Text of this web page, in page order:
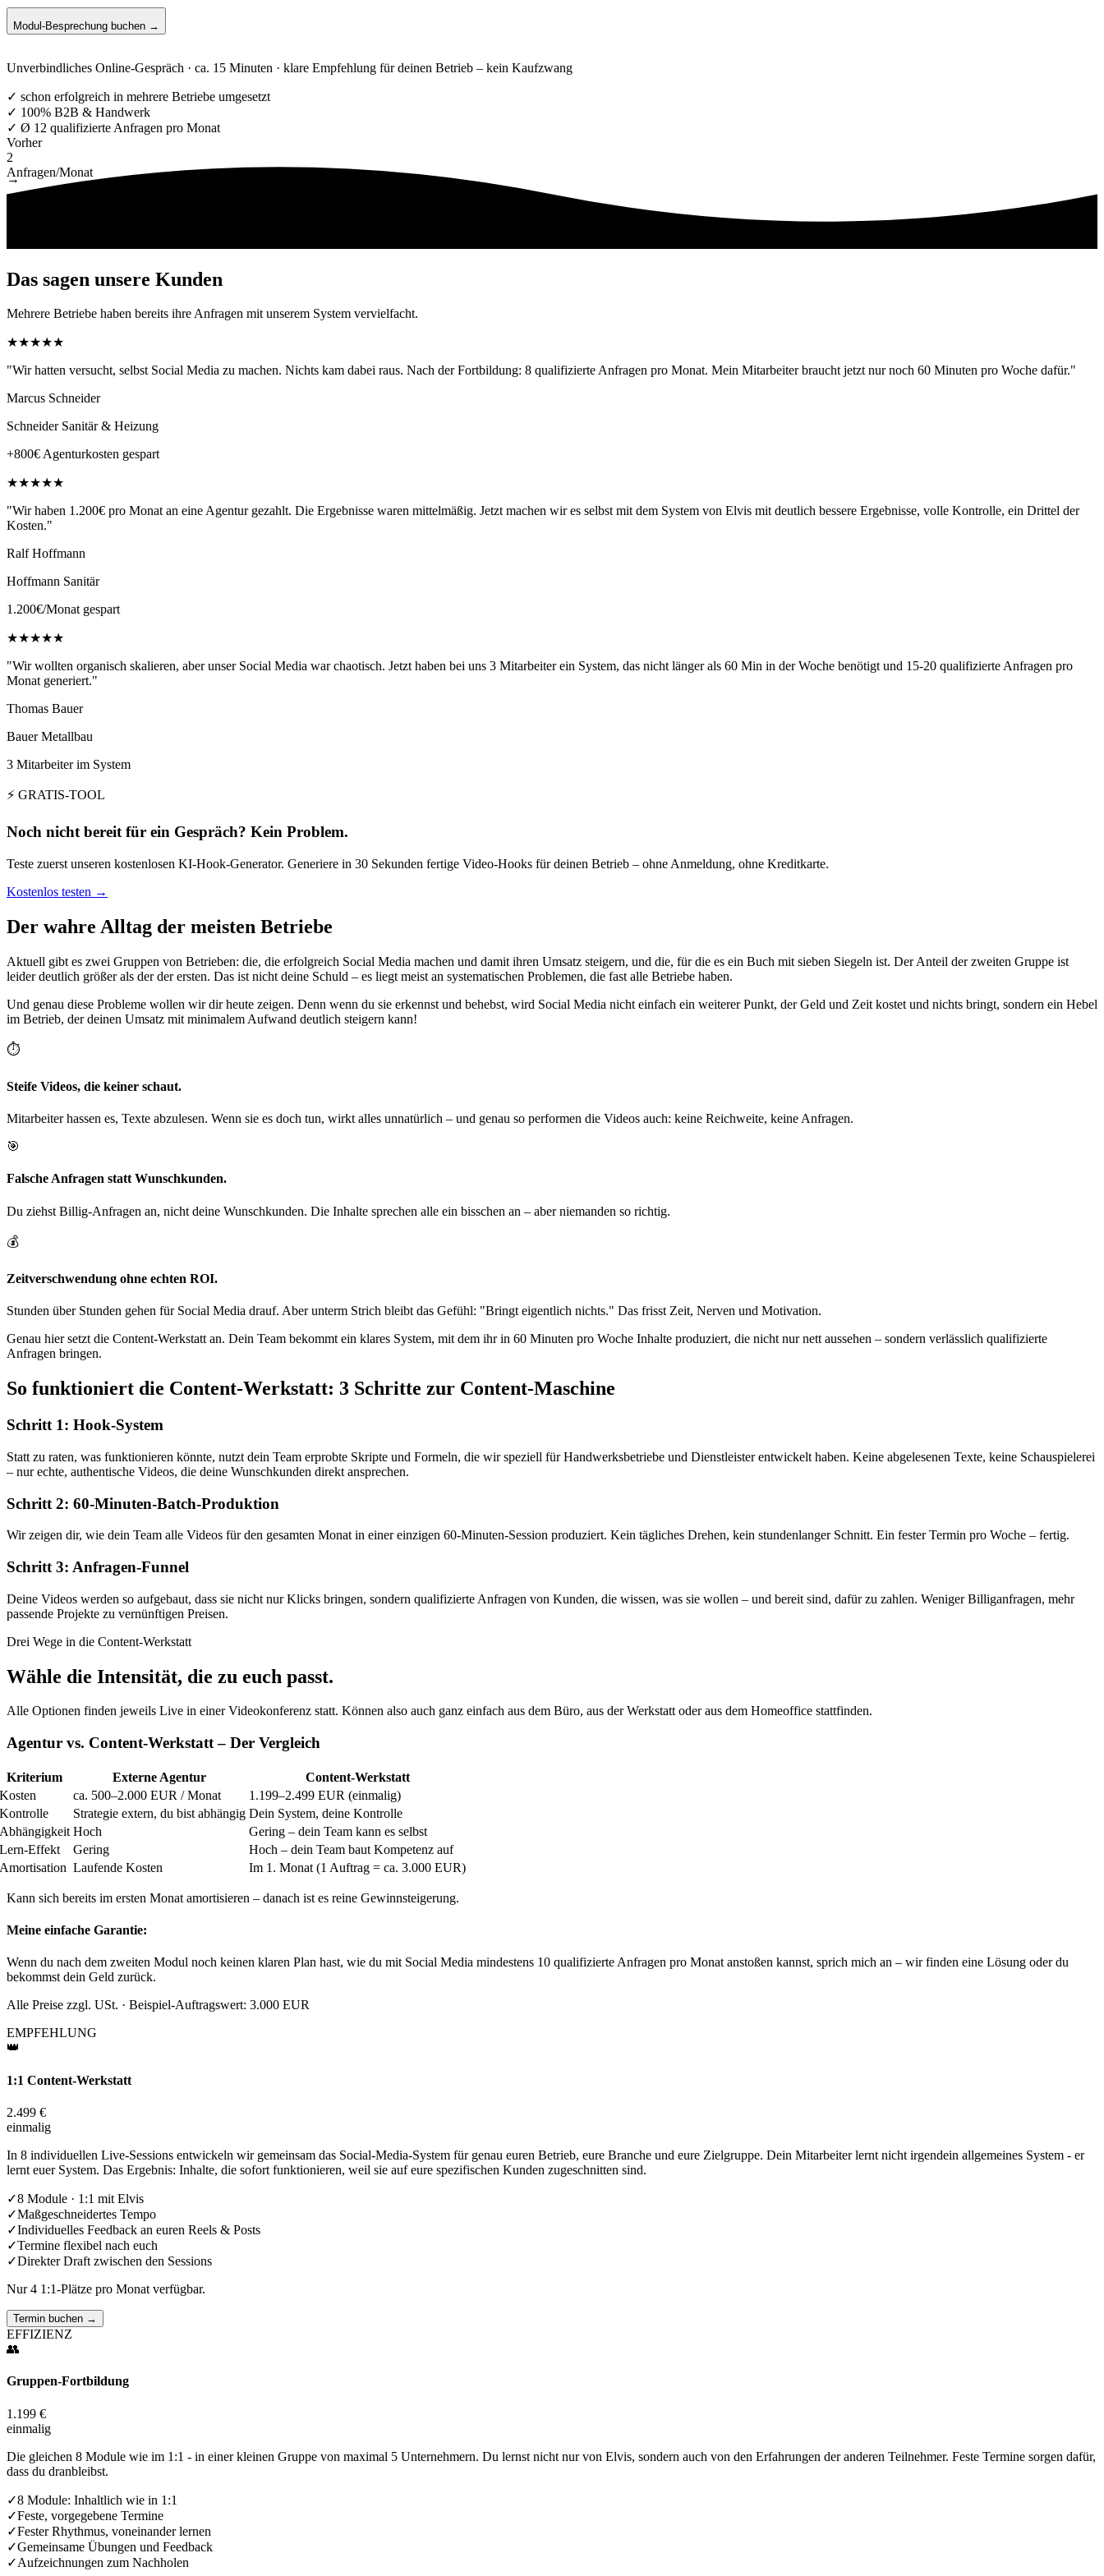
Modul-Besprechung buchen →
Unverbindliches Online-Gespräch · ca. 15 Minuten · klare Empfehlung für deinen Betrieb – kein Kaufzwang
✓ schon erfolgreich in mehrere Betriebe umgesetzt
✓ 100% B2B & Handwerk
✓ Ø 12 qualifizierte Anfragen pro Monat
Vorher
2
Anfragen/Monat
→
Das sagen unsere Kunden
Mehrere Betriebe haben bereits ihre Anfragen mit unserem System vervielfacht.
★★★★★
"Wir hatten versucht, selbst Social Media zu machen. Nichts kam dabei raus. Nach der Fortbildung: 8 qualifizierte Anfragen pro Monat. Mein Mitarbeiter braucht jetzt nur noch 60 Minuten pro Woche dafür."
Marcus Schneider
Schneider Sanitär & Heizung
+800€ Agenturkosten gespart
★★★★★
"Wir haben 1.200€ pro Monat an eine Agentur gezahlt. Die Ergebnisse waren mittelmäßig. Jetzt machen wir es selbst mit dem System von Elvis mit deutlich bessere Ergebnisse, volle Kontrolle, ein Drittel der
Kosten."
Ralf Hoffmann
Hoffmann Sanitär
1.200€/Monat gespart
★★★★★
"Wir wollten organisch skalieren, aber unser Social Media war chaotisch. Jetzt haben bei uns 3 Mitarbeiter ein System, das nicht länger als 60 Min in der Woche benötigt und 15-20 qualifizierte Anfragen pro
Monat generiert."
Thomas Bauer
Bauer Metallbau
3 Mitarbeiter im System
⚡ GRATIS-TOOL
Noch nicht bereit für ein Gespräch? Kein Problem.
Teste zuerst unseren kostenlosen KI-Hook-Generator. Generiere in 30 Sekunden fertige Video-Hooks für deinen Betrieb – ohne Anmeldung, ohne Kreditkarte.
Kostenlos testen →
Der wahre Alltag der meisten Betriebe
Aktuell gibt es zwei Gruppen von Betrieben: die, die erfolgreich Social Media machen und damit ihren Umsatz steigern, und die, für die es ein Buch mit sieben Siegeln ist. Der Anteil der zweiten Gruppe ist
leider deutlich größer als der der ersten. Das ist nicht deine Schuld – es liegt meist an systematischen Problemen, die fast alle Betriebe haben.
Und genau diese Probleme wollen wir dir heute zeigen. Denn wenn du sie erkennst und behebst, wird Social Media nicht einfach ein weiterer Punkt, der Geld und Zeit kostet und nichts bringt, sondern ein Hebel
im Betrieb, der deinen Umsatz mit minimalem Aufwand deutlich steigern kann!
⏱
Steife Videos, die keiner schaut.
Mitarbeiter hassen es, Texte abzulesen. Wenn sie es doch tun, wirkt alles unnatürlich – und genau so performen die Videos auch: keine Reichweite, keine Anfragen.
🎯
Falsche Anfragen statt Wunschkunden.
Du ziehst Billig-Anfragen an, nicht deine Wunschkunden. Die Inhalte sprechen alle ein bisschen an – aber niemanden so richtig.
💰
Zeitverschwendung ohne echten ROI.
Stunden über Stunden gehen für Social Media drauf. Aber unterm Strich bleibt das Gefühl: "Bringt eigentlich nichts." Das frisst Zeit, Nerven und Motivation.
Genau hier setzt die Content-Werkstatt an. Dein Team bekommt ein klares System, mit dem ihr in 60 Minuten pro Woche Inhalte produziert, die nicht nur nett aussehen – sondern verlässlich qualifizierte
Anfragen bringen.
So funktioniert die Content-Werkstatt: 3 Schritte zur Content-Maschine
Schritt 1: Hook-System
Statt zu raten, was funktionieren könnte, nutzt dein Team erprobte Skripte und Formeln, die wir speziell für Handwerksbetriebe und Dienstleister entwickelt haben. Keine abgelesenen Texte, keine Schauspielerei
– nur echte, authentische Videos, die deine Wunschkunden direkt ansprechen.
Schritt 2: 60-Minuten-Batch-Produktion
Wir zeigen dir, wie dein Team alle Videos für den gesamten Monat in einer einzigen 60-Minuten-Session produziert. Kein tägliches Drehen, kein stundenlanger Schnitt. Ein fester Termin pro Woche – fertig.
Schritt 3: Anfragen-Funnel
Deine Videos werden so aufgebaut, dass sie nicht nur Klicks bringen, sondern qualifizierte Anfragen von Kunden, die wissen, was sie wollen – und bereit sind, dafür zu zahlen. Weniger Billiganfragen, mehr
passende Projekte zu vernünftigen Preisen.
Drei Wege in die Content-Werkstatt
Wähle die Intensität, die zu euch passt.
Alle Optionen finden jeweils Live in einer Videokonferenz statt. Können also auch ganz einfach aus dem Büro, aus der Werkstatt oder aus dem Homeoffice stattfinden.
Agentur vs. Content-Werkstatt – Der Vergleich
Kriterium Externe Agentur
Content-Werkstatt
Kosten
ca. 500–2.000 EUR / Monat
1.199–2.499 EUR (einmalig)
Kontrolle
Strategie extern, du bist abhängig Dein System, deine Kontrolle
Abhängigkeit Hoch
Gering – dein Team kann es selbst
Lern-Effekt
Gering
Hoch – dein Team baut Kompetenz auf
Amortisation Laufende Kosten Im 1. Monat (1 Auftrag = ca. 3.000 EUR)
Kann sich bereits im ersten Monat amortisieren – danach ist es reine Gewinnsteigerung.
Meine einfache Garantie:
Wenn du nach dem zweiten Modul noch keinen klaren Plan hast, wie du mit Social Media mindestens 10 qualifizierte Anfragen pro Monat anstoßen kannst, sprich mich an – wir finden eine Lösung oder du
bekommst dein Geld zurück.
Alle Preise zzgl. USt. · Beispiel-Auftragswert: 3.000 EUR
EMPFEHLUNG
👑
1:1 Content-Werkstatt
2.499 €
einmalig
In 8 individuellen Live-Sessions entwickeln wir gemeinsam das Social-Media-System für genau euren Betrieb, eure Branche und eure Zielgruppe. Dein Mitarbeiter lernt nicht irgendein allgemeines System - er
lernt euer System. Das Ergebnis: Inhalte, die sofort funktionieren, weil sie auf eure spezifischen Kunden zugeschnitten sind.
✓8 Module · 1:1 mit Elvis
✓Maßgeschneidertes Tempo
✓Individuelles Feedback an euren Reels & Posts
✓Termine flexibel nach euch
✓Direkter Draft zwischen den Sessions
Nur 4 1:1-Plätze pro Monat verfügbar.
Termin buchen →
EFFIZIENZ
👥
Gruppen-Fortbildung
1.199 €
einmalig
Die gleichen 8 Module wie im 1:1 - in einer kleinen Gruppe von maximal 5 Unternehmern. Du lernst nicht nur von Elvis, sondern auch von den Erfahrungen der anderen Teilnehmer. Feste Termine sorgen dafür,
dass du dranbleibst.
✓8 Module: Inhaltlich wie in 1:1
✓Feste, vorgegebene Termine
✓Fester Rhythmus, voneinander lernen
✓Gemeinsame Übungen und Feedback
✓Aufzeichnungen zum Nachholen